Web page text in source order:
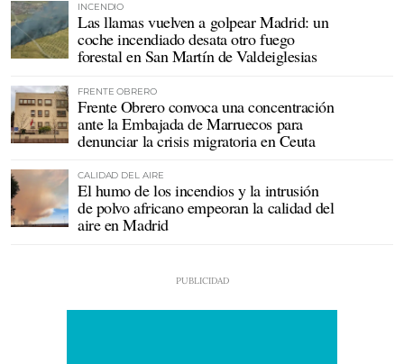
INCENDIO
Las llamas vuelven a golpear Madrid: un
coche incendiado desata otro fuego
forestal en San Martín de Valdeiglesias
FRENTE OBRERO
Frente Obrero convoca una concentración
ante la Embajada de Marruecos para
denunciar la crisis migratoria en Ceuta
CALIDAD DEL AIRE
El humo de los incendios y la intrusión
de polvo africano empeoran la calidad del
aire en Madrid